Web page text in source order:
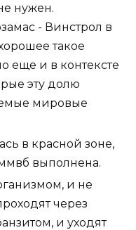
нужен.
- Винстрол в
такое
еще и в контексте
эту долю
мировые
в красной зоне,
выполнена.
и не
через
и уходят